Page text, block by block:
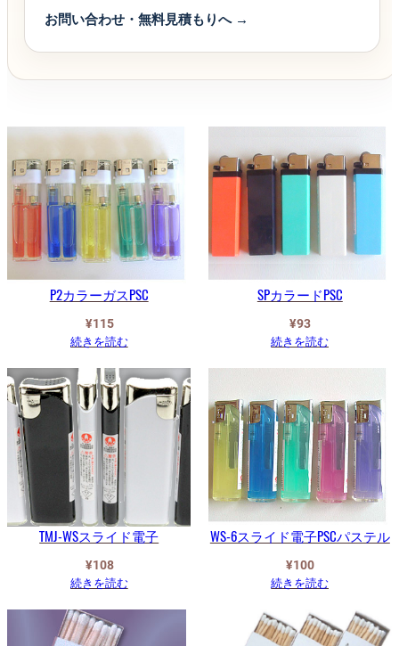
お問い合わせ・無料見積もりへ →
P2カラーガスPSC
¥115
続きを読む
SPカラードPSC
¥93
続きを読む
TMJ-WSスライド電子
¥108
続きを読む
WS-6スライド電子PSCパステル
¥100
続きを読む